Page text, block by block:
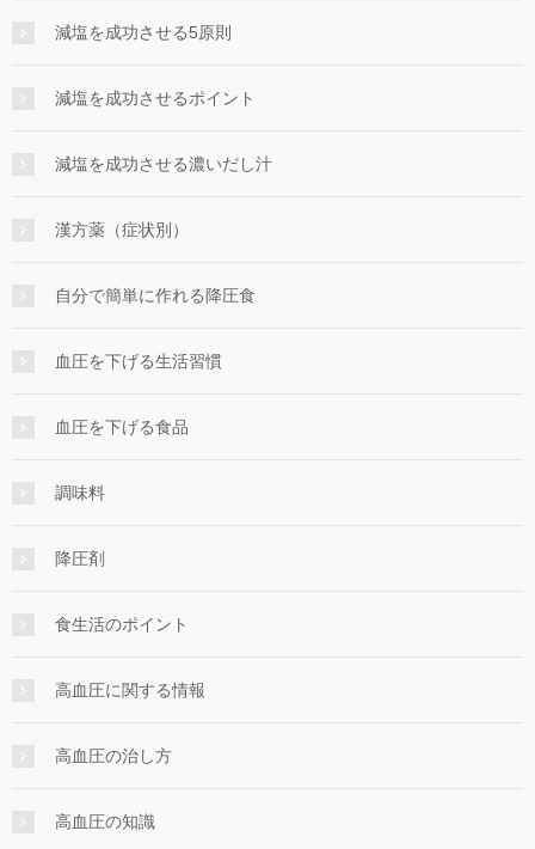
減塩を成功させる5原則
減塩を成功させるポイント
減塩を成功させる濃いだし汁
漢方薬（症状別）
自分で簡単に作れる降圧食
血圧を下げる生活習慣
血圧を下げる食品
調味料
降圧剤
食生活のポイント
高血圧に関する情報
高血圧の治し方
高血圧の知識